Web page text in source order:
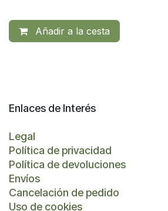
Añadir a la cesta
Enlaces de Interés
Legal
Política de privacidad
Política de devoluciones
Envíos
Cancelación de pedido
Uso de cookies